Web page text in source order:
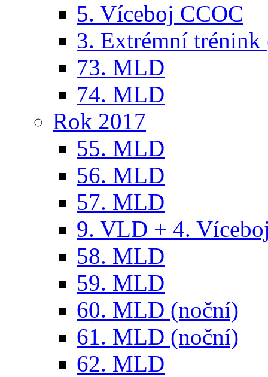
5. Víceboj CCOC
3. Extrémní trénink
73. MLD
74. MLD
Rok 2017
55. MLD
56. MLD
57. MLD
9. VLD + 4.
58. MLD
59. MLD
60. MLD (noční)
61. MLD (noční)
62. MLD